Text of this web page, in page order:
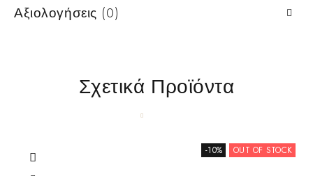
Αξιολογήσεις (0)
Σχετικά Προϊόντα
-10% OUT OF STOCK